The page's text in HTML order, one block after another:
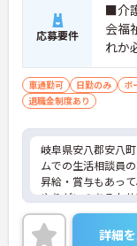
応募要件
■介
会福
れか
定可
基本
車通勤可 日勤のみ ボ
退職金制度あり
岐阜県安八郡安八
ムでの生活相談員の
昇給・賞与もあっ
やりがいのあるお
また残業が少なく
い環境です。詳細